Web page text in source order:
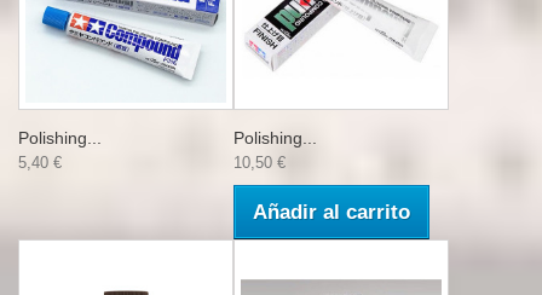
Polishing...
5,40 €
Polishing...
10,50 €
Añadir al carrito